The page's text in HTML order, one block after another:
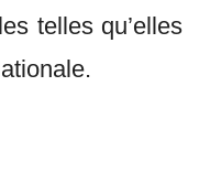
telles qu’elles